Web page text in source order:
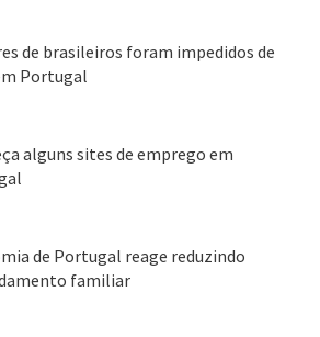
de brasileiros foram impedidos de
Portugal
alguns sites de emprego em
de Portugal reage reduzindo
familiar